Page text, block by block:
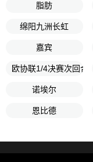
脂肪
绵阳九洲长虹
嘉宾
欧协联1/4决赛次回合
诺埃尔
恩比德